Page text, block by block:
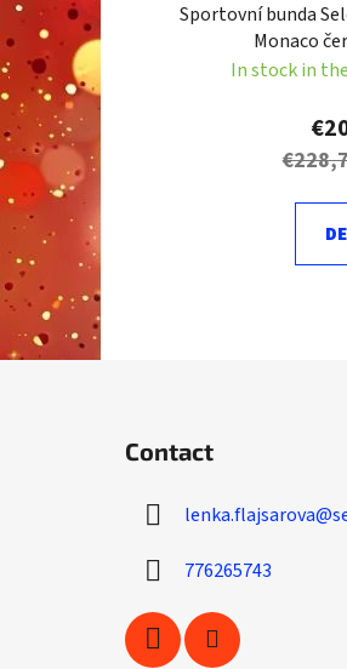
Sportovní bunda
Monaco
In stock in
Contact
lenka.flajsarova@
776265743